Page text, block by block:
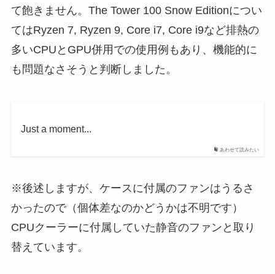
て飽きません。The Tower 100 Snow Editionについ
てはRyzen 7, Ryzen 9, Core i7, Core i9など排熱の
多いCPUとGPU併用での使用例もあり、機能的に
も問題なさそうと判断しました。
あわせて読みたい
Just a moment...
※後述しますが、ケースに付属のファンはうるさ
かったので（個体差なのかどうかは不明です）
CPUクーラーに付属していた静音のファンと取り
替えています。